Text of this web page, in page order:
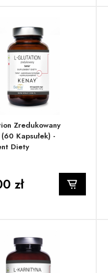
Zredukowany
Kapsułek) -
Diety
zł